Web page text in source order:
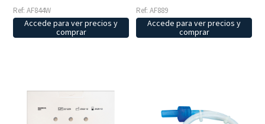
Ref: AF844W
Accede para ver precios y
comprar
Ref: AF889
Accede para ver precios y
comprar